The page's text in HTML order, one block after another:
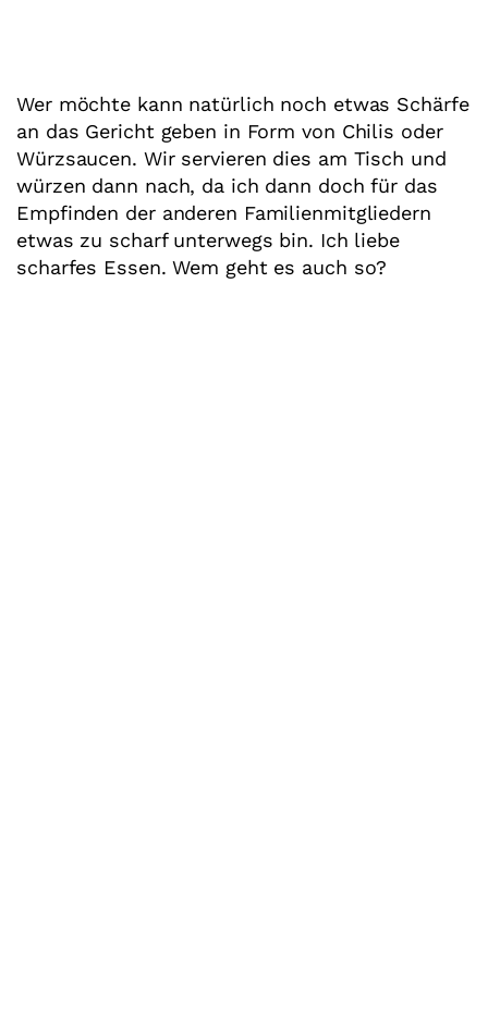
Wer möchte kann natürlich noch etwas Schärfe
an das Gericht geben in Form von Chilis oder
Würzsaucen. Wir servieren dies am Tisch und
würzen dann nach, da ich dann doch für das
Empfinden der anderen Familienmitgliedern
etwas zu scharf unterwegs bin. Ich liebe
scharfes Essen. Wem geht es auch so?